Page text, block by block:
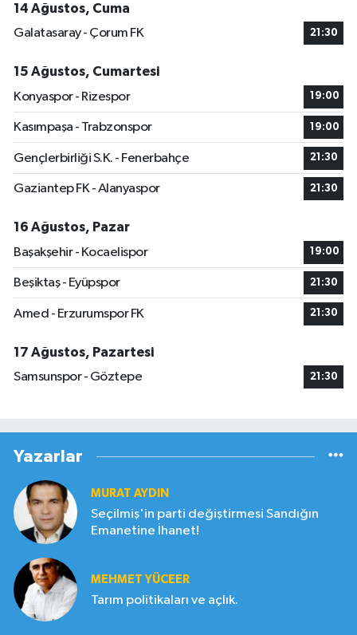
14 Ağustos, Cuma
Galatasaray - Çorum FK
21:30
15 Ağustos, Cumartesi
Konyaspor - Rizespor
19:00
Kasımpaşa - Trabzonspor 19:00
Gençlerbirliği S.K. - Fenerbahçe 21:30
Gaziantep FK - Alanyaspor 21:30
16 Ağustos, Pazar
Başakşehir - Kocaelispor
19:00
Beşiktaş - Eyüpspor 21:30
Amed - Erzurumspor FK 21:30
17 Ağustos, Pazartesi
Samsunspor - Göztepe
21:30
Yazarlar
MURAT AYDIN
Seçilmiş'in parti değiştirmesi Sandığın
Emanetine İhanet!
MEHMET YÜCEER
Tarım politikaları ve açlık.